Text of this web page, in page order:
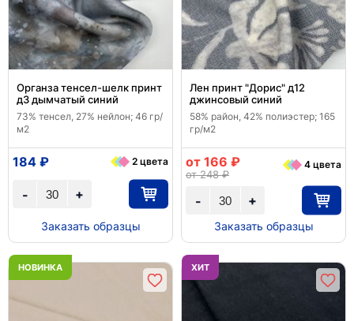
Органза тенсел-шелк принт
д3 дымчатый синий
73% тенсел, 27% нейлон; 46 гр/
м2
+
-
184 ₽ 2 цвета
Заказать образцы
Лен принт "Дорис" д12
джинсовый синий
58% район, 42% полиэстер; 165
гр/м2
+
-
от 166 ₽
от 248 ₽
4 цвета
Заказать образцы
НОВИНКА ХИТ